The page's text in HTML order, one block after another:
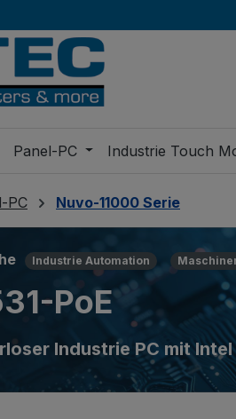
Panel-PC Industrie Touch
PC Nuvo-11000 Serie
Industrie Automation
PoE
Industrie PC mit